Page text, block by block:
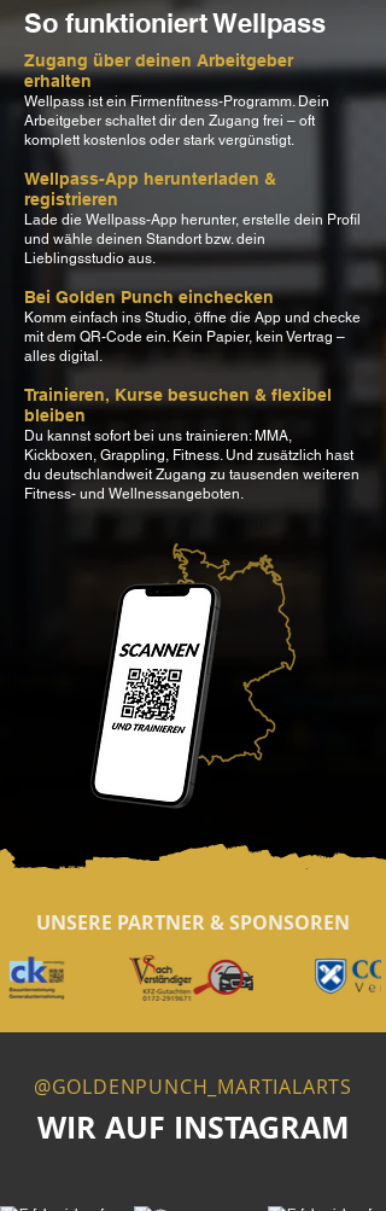
So funktioniert Wellpass
Zugang über deinen Arbeitgeber
erhalten
Wellpass ist ein Firmenfitness-Programm. Dein
Arbeitgeber schaltet dir den Zugang frei – oft
komplett kostenlos oder stark vergünstigt.
Wellpass-App herunterladen &
registrieren
Lade die Wellpass-App herunter, erstelle dein Profil
und wähle deinen Standort bzw. dein
Lieblingsstudio aus.
Bei Golden Punch einchecken
Komm einfach ins Studio, öffne die App und checke
mit dem QR-Code ein. Kein Papier, kein Vertrag –
alles digital.
Trainieren, Kurse besuchen & flexibel
bleiben
Du kannst sofort bei uns trainieren: MMA,
Kickboxen, Grappling, Fitness. Und zusätzlich hast
du deutschlandweit Zugang zu tausenden weiteren
Fitness- und Wellnessangeboten.
UNSERE PARTNER & SPONSOREN
@GOLDENPUNCH_MARTIALARTS
WIR AUF INSTAGRAM